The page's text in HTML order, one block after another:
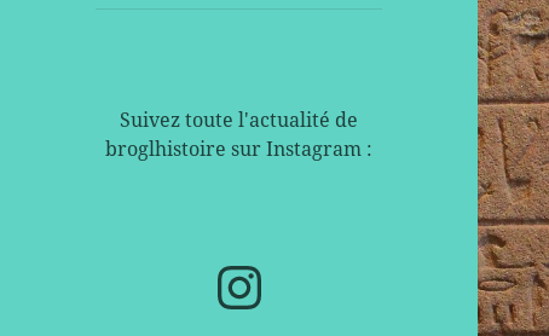
Suivez toute l'actualité de
broglhistoire sur Instagram :
Instagram